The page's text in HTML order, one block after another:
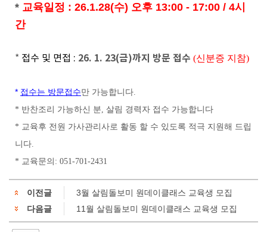
* 교육일정 : 26.1.28(수) 오후 13:00 - 17:00 / 4시
간
* 접수 및 면접 : 26. 1. 23(금)까지 방문 접수 (신분증 지참)
* 접수는 방문접수만 가능합니다.
* 반찬조리 가능하신 분, 살림 경력자 접수 가능합니다
* 교육후 전원 가사관리사로 활동 할 수 있도록 적극 지원해 드립
니다.
* 교육문의: 051-701-2431
이전글
3월 살림돌보미 원데이클래스 교육생 모집
다음글
11월 살림돌보미 원데이클래스 교육생 모집